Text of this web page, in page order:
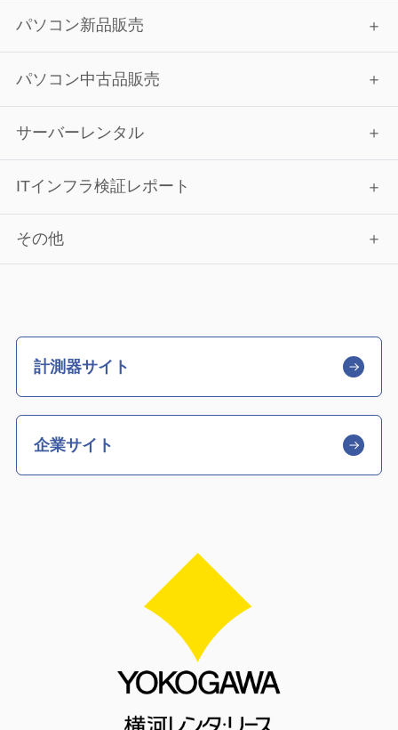
パソコン新品販売
パソコン中古品販売
サーバーレンタル
ITインフラ検証レポート
その他
計測器サイト
企業サイト